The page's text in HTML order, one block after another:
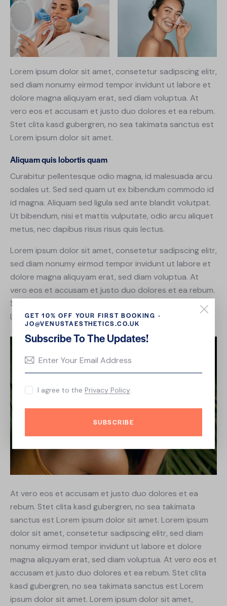
Lorem ipsum dolor sit amet, consetetur sadipscing elitr,
sed diam nonumy eirmod tempor invidunt ut labore et
dolore magna aliquyam erat, sed diam voluptua. At
vero eos et accusam et justo duo dolores et ea rebum.
Stet clita kasd gubergren, no sea takimata sanctus est
Lorem ipsum dolor sit amet.
Aliquam quis lobortis quam
Curabitur pellentesque odio magna, id malesuada arcu
sodales ut. Sed sed quam ut ex bibendum commodo id
id magna. Aliquam sed ligula sed ante blandit volutpat.
Ut bibendum, nisi et mattis vulputate, odio arcu aliquet
metus, nec dapibus risus risus quis lectus.
Lorem ipsum dolor sit amet, consetetur sadipscing elitr,
sed diam nonumy eirmod tempor invidunt ut labore et
dolore magna aliquyam erat, sed diam voluptua. At
vero eos et accusam et justo duo dolores et ea rebum.
Stet clita kasd gubergren, no sea takimata sanctus est
Lorem ipsum dolor sit amet.
At vero eos et accusam et justo duo dolores et ea
rebum. Stet clita kasd gubergren, no sea takimata
sanctus est Lorem ipsum dolor sit amet. Lorem ipsum
dolor sit amet, consetetur sadipscing elitr, sed diam
nonumy eirmod tempor invidunt ut labore et dolore
magna aliquyam erat, sed diam voluptua. At vero eos et
accusam et justo duo dolores et ea rebum. Stet clita
kasd gubergren, no sea takimata sanctus est Lorem
ipsum dolor sit amet. Lorem ipsum dolor sit amet,
GET 10% OFF YOUR FIRST BOOKING -
JO@VENUSTAESTHETICS.CO.UK
Subscribe To The Updates!
SUBSCRIBE
I agree to the Privacy Policy.